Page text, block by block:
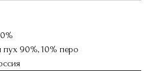
пух 90%, 10% перо